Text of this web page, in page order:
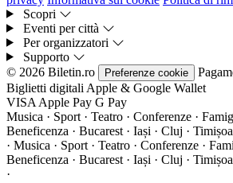
Scopri
Eventi per città
Per organizzatori
Supporto
© 2026 Biletin.ro
Preferenze cookie
Biglietti digitali Apple & Google Wallet
VISA Apple Pay G Pay
Musica · Sport · Teatro · Conferenze ·
Beneficenza · Bucarest · Iași · Cluj ·
· Musica · Sport · Teatro · Conferenze ·
Beneficenza · Bucarest · Iași · Cluj ·
·